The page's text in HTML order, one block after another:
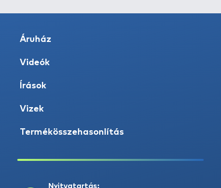
Áruház
Videók
Írások
Vizek
Termékösszehasonlítás
Nyitvatartás: